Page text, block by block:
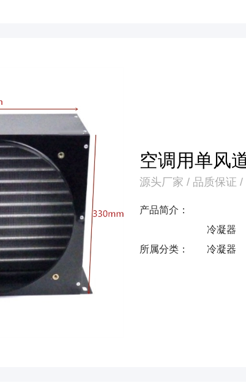
空调用单风
源头厂家 / 品质保证
产品简介：
空
冷凝器
所属分类：
冷凝器